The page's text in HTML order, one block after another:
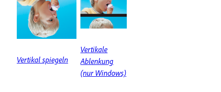
Vertikal spiegeln
Vertikale
Ablenkung
(nur Windows)